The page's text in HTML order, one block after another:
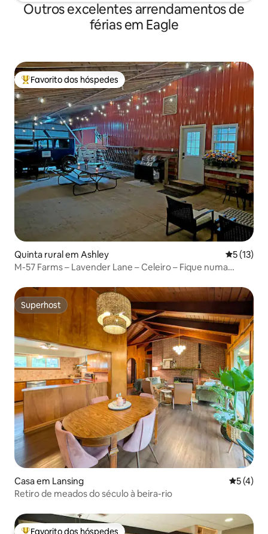
Outros excelentes arrendamentos de
férias em Eagle
Favoritos dos hóspedes mais apreciados
Favorito dos hóspedes
Quinta rural em Ashley
5 (13)
M-57 Farms – Lavender Lane – Celeiro – Fique numa
Superhost
Superhost
Casa em Lansing
5 (4)
Retiro de meados do século à beira-rio
Favorito dos hóspedes